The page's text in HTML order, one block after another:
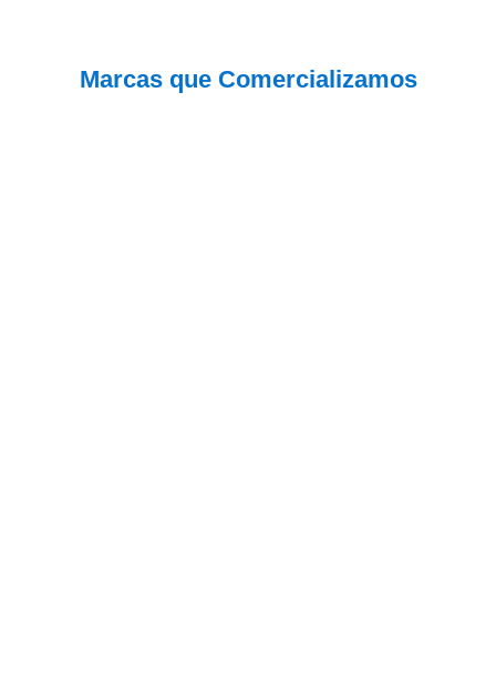
Marcas que Comercializamos